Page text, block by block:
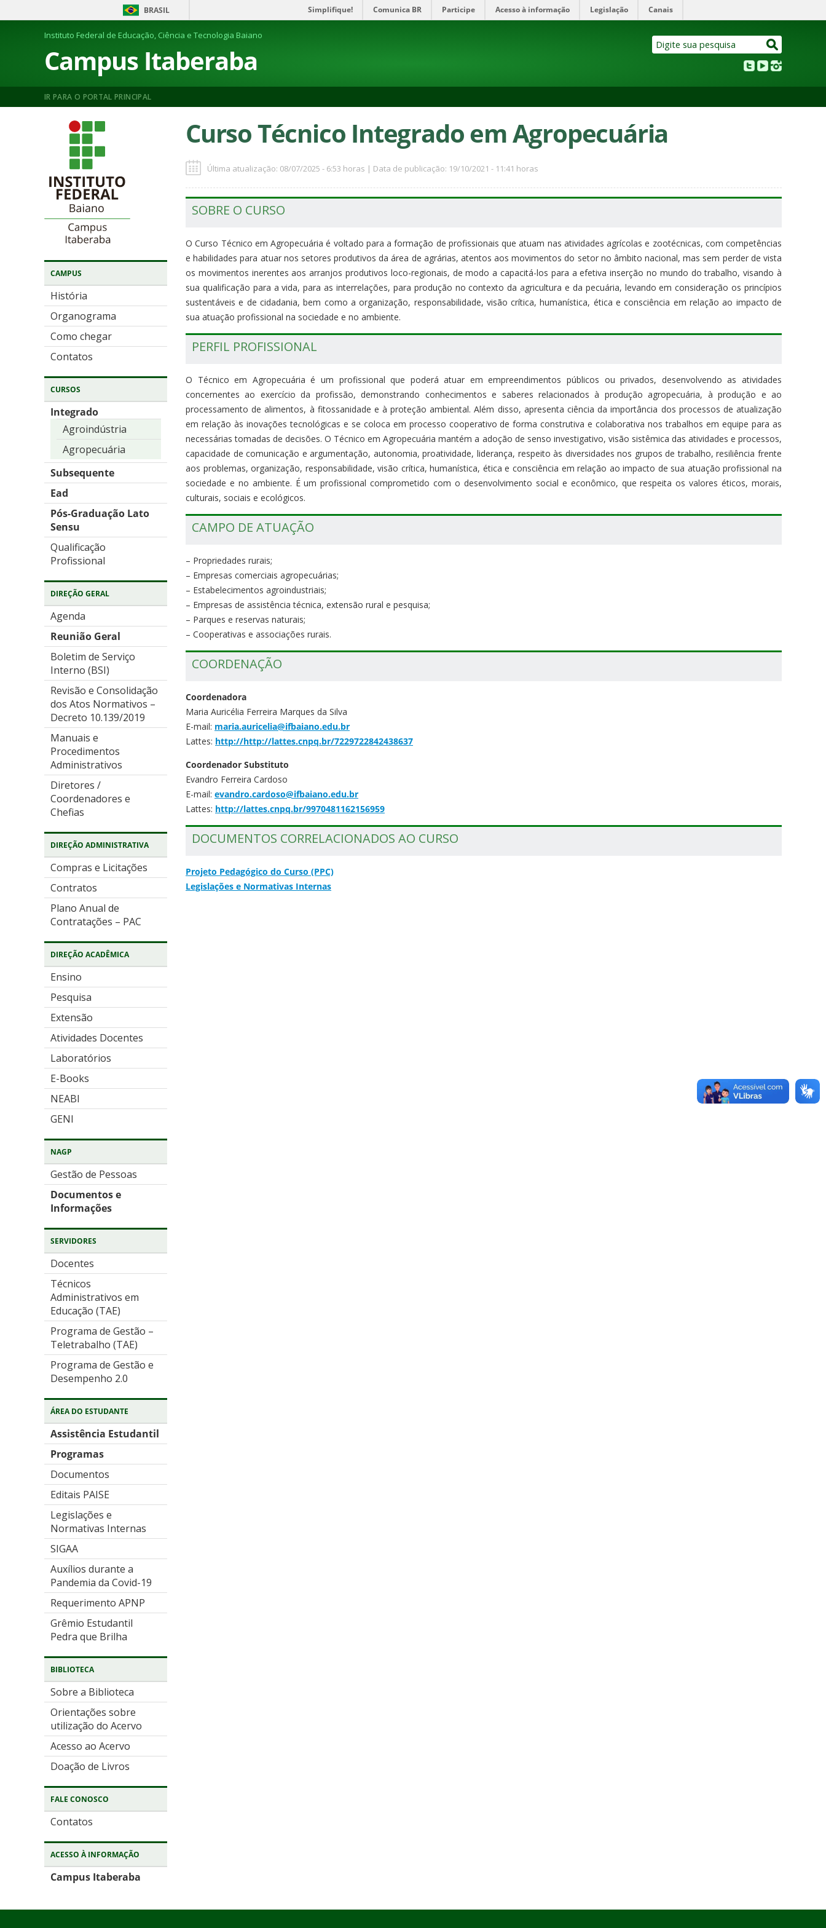
BRASIL Simplifique! Comunica BR Participe Acesso à informação Legislação Canais
Instituto Federal de Educação, Ciência e Tecnologia Baiano
Campus Itaberaba
IR PARA O PORTAL PRINCIPAL
CAMPUS
História
Organograma
Como chegar
Contatos
CURSOS
Integrado
Agroindústria
Agropecuária
Subsequente
Ead
Pós-Graduação Lato
Sensu
Qualificação
Profissional
DIREÇÃO GERAL
Agenda
Reunião Geral
Boletim de Serviço
Interno (BSI)
Revisão e Consolidação
dos Atos Normativos –
Decreto 10.139/2019
Manuais e
Procedimentos
Administrativos
Diretores /
Coordenadores e
Chefias
DIREÇÃO ADMINISTRATIVA
Compras e Licitações
Contratos
Plano Anual de
Contratações – PAC
DIREÇÃO ACADÊMICA
Ensino
Pesquisa
Extensão
Atividades Docentes
Laboratórios
E-Books
NEABI
GENI
NAGP
Gestão de Pessoas
Documentos e
Informações
SERVIDORES
Docentes
Técnicos
Administrativos em
Educação (TAE)
Programa de Gestão –
Teletrabalho (TAE)
Programa de Gestão e
Desempenho 2.0
ÁREA DO ESTUDANTE
Assistência Estudantil
Programas
Documentos
Editais PAISE
Legislações e
Normativas Internas
SIGAA
Auxílios durante a
Pandemia da Covid-19
Requerimento APNP
Grêmio Estudantil
Pedra que Brilha
BIBLIOTECA
Sobre a Biblioteca
Orientações sobre
utilização do Acervo
Acesso ao Acervo
Doação de Livros
FALE CONOSCO
Contatos
ACESSO À INFORMAÇÃO
Campus Itaberaba
Curso Técnico Integrado em Agropecuária
Última atualização: 08/07/2025 - 6:53 horas | Data de publicação: 19/10/2021 - 11:41 horas
SOBRE O CURSO
O Curso Técnico em Agropecuária é voltado para a formação de profissionais que atuam nas atividades agrícolas e zootécnicas, com competências
e habilidades para atuar nos setores produtivos da área de agrárias, atentos aos movimentos do setor no âmbito nacional, mas sem perder de vista
os movimentos inerentes aos arranjos produtivos loco-regionais, de modo a capacitá-los para a efetiva inserção no mundo do trabalho, visando à
sua qualificação para a vida, para as interrelações, para produção no contexto da agricultura e da pecuária, levando em consideração os princípios
sustentáveis e de cidadania, bem como a organização, responsabilidade, visão crítica, humanística, ética e consciência em relação ao impacto de
sua atuação profissional na sociedade e no ambiente.
PERFIL PROFISSIONAL
O Técnico em Agropecuária é um profissional que poderá atuar em empreendimentos públicos ou privados, desenvolvendo as atividades
concernentes ao exercício da profissão, demonstrando conhecimentos e saberes relacionados à produção agropecuária, à produção e ao
processamento de alimentos, à fitossanidade e à proteção ambiental. Além disso, apresenta ciência da importância dos processos de atualização
em relação às inovações tecnológicas e se coloca em processo cooperativo de forma construtiva e colaborativa nos trabalhos em equipe para as
necessárias tomadas de decisões. O Técnico em Agropecuária mantém a adoção de senso investigativo, visão sistêmica das atividades e processos,
capacidade de comunicação e argumentação, autonomia, proatividade, liderança, respeito às diversidades nos grupos de trabalho, resiliência frente
aos problemas, organização, responsabilidade, visão crítica, humanística, ética e consciência em relação ao impacto de sua atuação profissional na
sociedade e no ambiente. É um profissional comprometido com o desenvolvimento social e econômico, que respeita os valores éticos, morais,
culturais, sociais e ecológicos.
CAMPO DE ATUAÇÃO
– Propriedades rurais;
– Empresas comerciais agropecuárias;
– Estabelecimentos agroindustriais;
– Empresas de assistência técnica, extensão rural e pesquisa;
– Parques e reservas naturais;
– Cooperativas e associações rurais.
COORDENAÇÃO
Coordenadora
Maria Auricélia Ferreira Marques da Silva
E-mail: maria.auricelia@ifbaiano.edu.br
Lattes: http://http://lattes.cnpq.br/7229722842438637
Coordenador Substituto
Evandro Ferreira Cardoso
E-mail: evandro.cardoso@ifbaiano.edu.br
Lattes: http://lattes.cnpq.br/9970481162156959
DOCUMENTOS CORRELACIONADOS AO CURSO
Projeto Pedagógico do Curso (PPC)
Legislações e Normativas Internas